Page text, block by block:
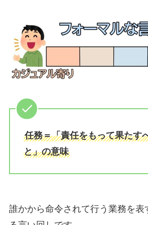
任務＝「責任をもって果たす
と」の意味
誰かから命令されて行う業務を表